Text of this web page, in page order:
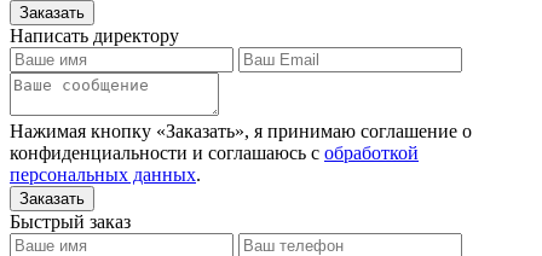
Написать директору
Нажимая кнопку «Заказать», я принимаю соглашение о
конфиденциальности и соглашаюсь с обработкой
персональных данных.
Быстрый заказ